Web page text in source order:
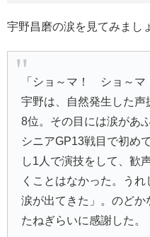
宇野昌磨の涙を見てみまし
「ショ～マ！ ショ～マ
宇野は、自然発生した声
8位。その目には涙があ
シニアGP13戦目で初め
し1人で演技をして、歓
くことはなかった。う
涙が出てきた」。のど
たねぎらいに感謝した。